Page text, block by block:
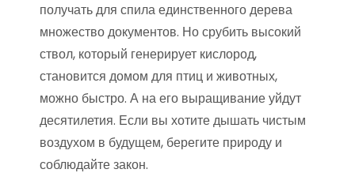
получать для спила единственного дерева
множество документов. Но срубить высокий
ствол, который генерирует кислород,
становится домом для птиц и животных,
можно быстро. А на его выращивание уйдут
десятилетия. Если вы хотите дышать чистым
воздухом в будущем, берегите природу и
соблюдайте закон.